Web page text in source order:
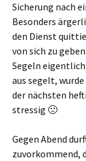
Sicherung nach
Besonders
den Dienst
von sich zu
Segeln
aus segelt,
der nächsten
stressig 🙁
Gegen Abend
zuvorkommend,